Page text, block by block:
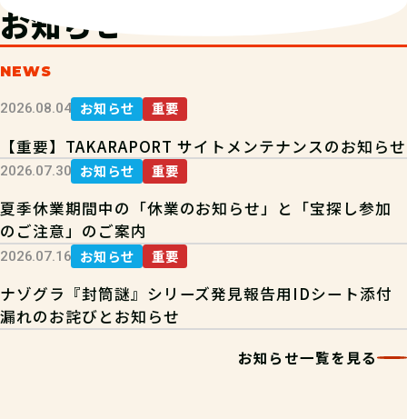
お知らせ
NEWS
2026.08.04 お知らせ 重要
【重要】TAKARAPORT サイトメンテナンスのお知らせ
2026.07.30 お知らせ 重要
夏季休業期間中の「休業のお知らせ」と「宝探し参加
のご注意」のご案内
2026.07.16 お知らせ 重要
ナゾグラ『封筒謎』シリーズ発見報告用IDシート添付
漏れのお詫びとお知らせ
お知らせ一覧を見る